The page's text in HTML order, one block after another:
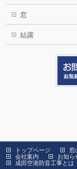
窓
結露
トップページ 窓
会社案内
お知ら
成田空港防音工事とは